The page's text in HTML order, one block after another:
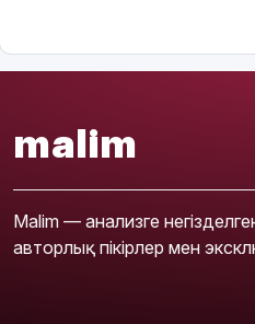
malim
Malim — анализге
авторлық пікірлер мен